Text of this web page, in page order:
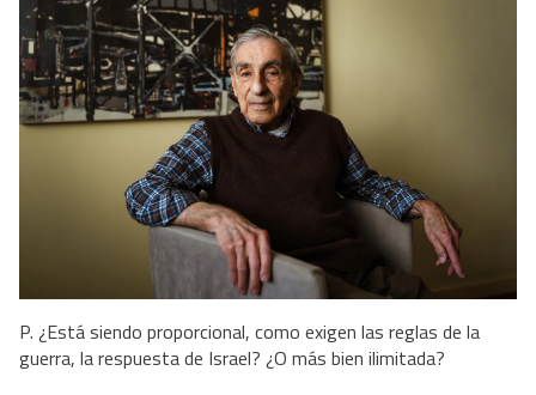
P. ¿Está siendo proporcional, como exigen las reglas de la
guerra, la respuesta de Israel? ¿O más bien ilimitada?⁠